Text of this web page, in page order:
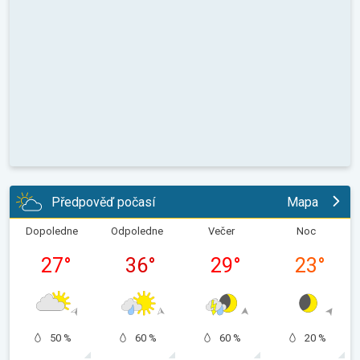
Předpověď počasí Mapa
Dopoledne
27°
50 %
Odpoledne
36°
60 %
Večer
29°
60 %
Noc
23°
20 %